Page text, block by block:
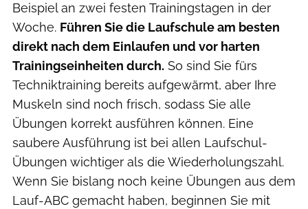
Beispiel an zwei festen Trainingstagen in der
Woche. Führen Sie die Laufschule am besten
direkt nach dem Einlaufen und vor harten
Trainingseinheiten durch. So sind Sie fürs
Techniktraining bereits aufgewärmt, aber Ihre
Muskeln sind noch frisch, sodass Sie alle
Übungen korrekt ausführen können. Eine
saubere Ausführung ist bei allen Laufschul-
Übungen wichtiger als die Wiederholungszahl.
Wenn Sie bislang noch keine Übungen aus dem
Lauf-ABC gemacht haben, beginnen Sie mit